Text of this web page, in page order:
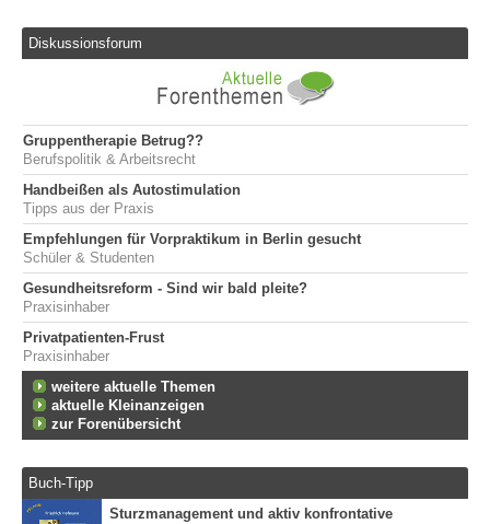
Diskussionsforum
Gruppentherapie Betrug??
Berufspolitik & Arbeitsrecht
Handbeißen als Autostimulation
Tipps aus der Praxis
Empfehlungen für Vorpraktikum in Berlin gesucht
Schüler & Studenten
Gesundheitsreform - Sind wir bald pleite?
Praxisinhaber
Privatpatienten-Frust
Praxisinhaber
weitere aktuelle Themen
aktuelle Kleinanzeigen
zur Forenübersicht
Buch-Tipp
Sturzmanagement und aktiv konfrontative